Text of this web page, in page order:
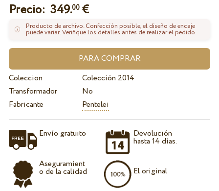
Precio: 349.00€
Producto de archivo. Confección posible, el diseño de encaje
puede variar. Verifique los detalles antes de realizar el pedido.
Coleccion
Colección 2014
Transformador
No
Fabricante
Pentelei
Envío gratuito
Aseguramient
o de la calidad
Devolución
hasta 14 días.
El original